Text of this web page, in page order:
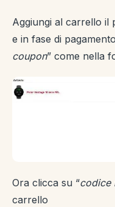
Aggiungi al carrello il
e in fase di
coupon” come nella
Ora clicca su “codice
carrello